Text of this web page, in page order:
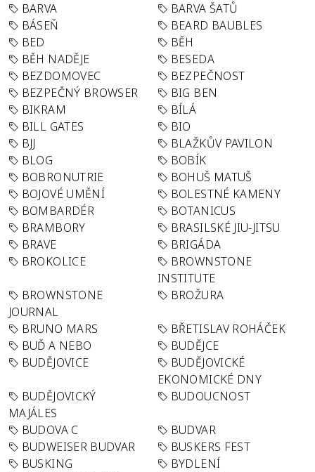
BARVA
BARVA ŠATŮ
BÁSEŇ
BEARD BAUBLES
BED
BĚH
BĚH NADĚJE
BESEDA
BEZDOMOVEC
BEZPEČNOST
BEZPEČNÝ BROWSER
BIG BEN
BIKRAM
BÍLÁ
BILL GATES
BIO
BJJ
BLAŽKŮV PAVILON
BLOG
BOBÍK
BOBRONUTRIE
BOHUŠ MATUŠ
BOJOVÉ UMĚNÍ
BOLESTNÉ KAMENY
BOMBARDÉR
BOTANICUS
BRAMBORY
BRASILSKÉ JIU-JITSU
BRAVE
BRIGÁDA
BROKOLICE
BROWNSTONE
INSTITUTE
BROWNSTONE
JOURNAL
BROŽURA
BRUNO MARS
BŘETISLAV ROHÁČEK
BUĎ A NEBO
BUDĚJCE
BUDĚJOVICE
BUDĚJOVICKÉ
EKONOMICKÉ DNY
BUDĚJOVICKÝ
MAJÁLES
BUDOUCNOST
BUDOVA C
BUDVAR
BUDWEISER BUDVAR
BUSKERS FEST
BUSKING
BYDLENÍ